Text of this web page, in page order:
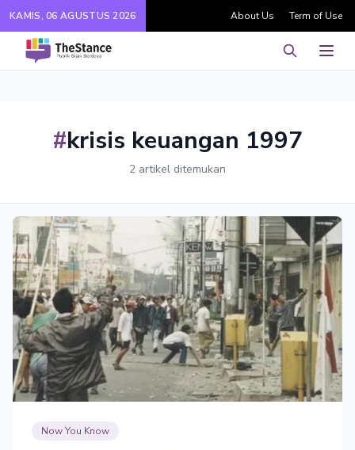
KAMIS, 06 AGUSTUS 2026 About Us Term of Use
Pencarian
#krisis keuangan 1997
2 artikel ditemukan
Now You Know